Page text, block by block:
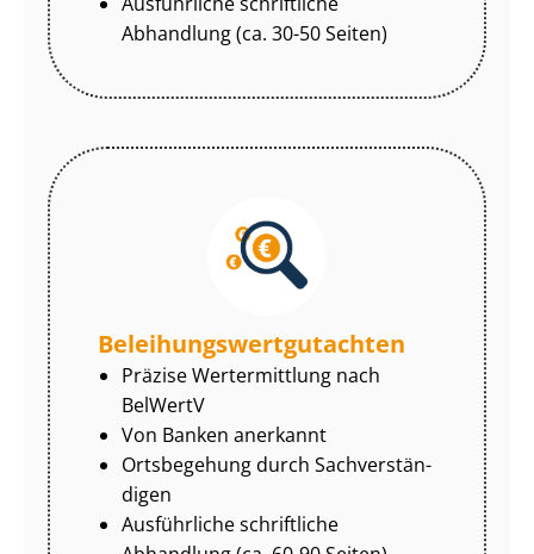
Abhandlung (ca. 30-50 Seiten)
Be­lei­hungs­wert­gut­ach­ten
Präzise Wertermittlung nach
BelWertV
Von Banken anerkannt
Ortsbegehung durch Sach­ver­stän­
di­gen
Ausführliche schriftliche